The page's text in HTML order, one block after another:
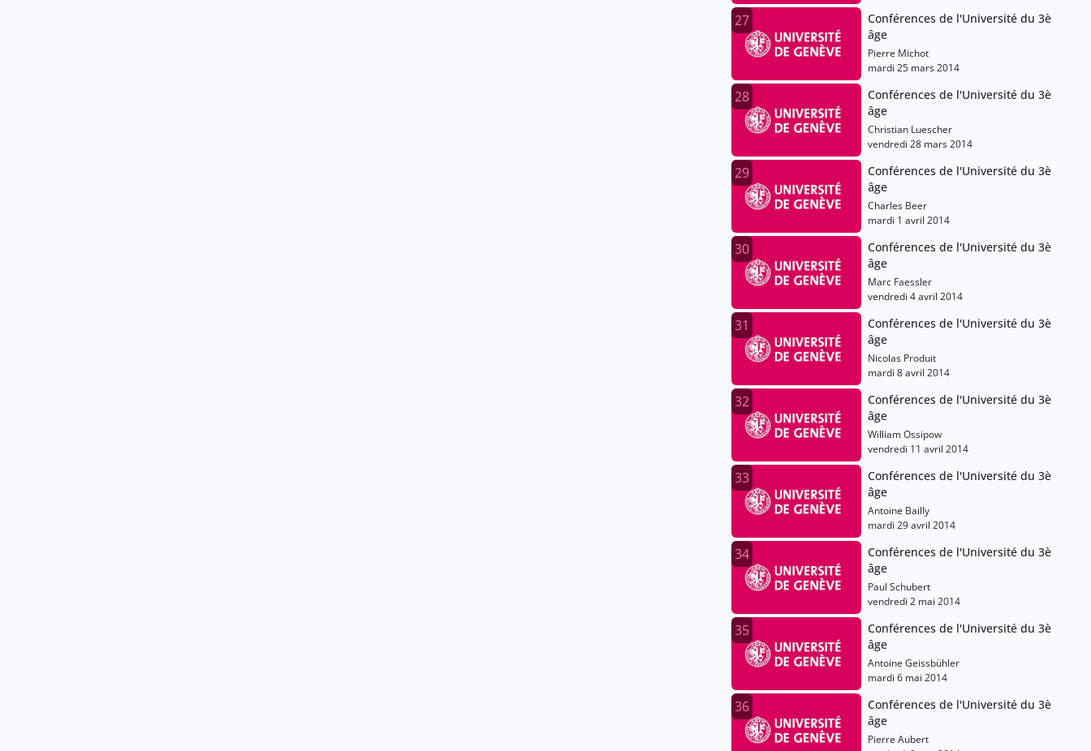
27
Conférences de l'Université du 3è
âge
Pierre Michot
mardi 25 mars 2014
28
Conférences de l'Université du 3è
âge
Christian Luescher
vendredi 28 mars 2014
29
Conférences de l'Université du 3è
âge
Charles Beer
mardi 1 avril 2014
30
Conférences de l'Université du 3è
âge
Marc Faessler
vendredi 4 avril 2014
31
Conférences de l'Université du 3è
âge
Nicolas Produit
mardi 8 avril 2014
32
Conférences de l'Université du 3è
âge
William Ossipow
vendredi 11 avril 2014
33
Conférences de l'Université du 3è
âge
Antoine Bailly
mardi 29 avril 2014
34
Conférences de l'Université du 3è
âge
Paul Schubert
vendredi 2 mai 2014
35
Conférences de l'Université du 3è
âge
Antoine Geissbühler
mardi 6 mai 2014
36
Conférences de l'Université du 3è
âge
Pierre Aubert